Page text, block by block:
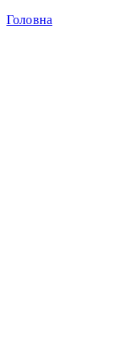
Головна